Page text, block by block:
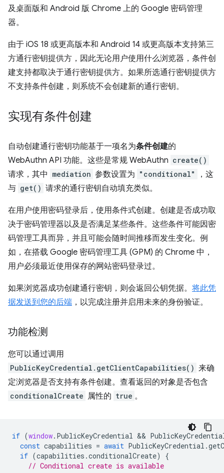
及桌面版和 Android 版 Chrome 上的 Google 密码管理
器。
由于 iOS 18 或更高版本和 Android 14 或更高版本支持第三
方通行密钥提供方，因此无论用户使用什么浏览器，条件创
建支持都取决于通行密钥提供方。如果所选通行密钥提供方
不支持条件创建，则系统不会创建新的通行密钥。
实现有条件创建
自动创建通行密钥功能基于一项名为条件创建的
WebAuthn API 功能。这些是常规 WebAuthn create()
请求，其中 mediation 参数设置为 "conditional"
，这
与 get() 请求的通行密钥自动填充类似。
在用户使用密码登录后，使用条件式创建。创建是否成功取
决于密码管理器以及是否满足某些条件。这些条件可能因密
码管理工具而异，并且可能会随时间推移而发生变化。例
如，在搭载 Google 密码管理工具 (GPM) 的 Chrome 中，
用户必须最近使用保存的网站密码登录过。
如果浏览器成功创建通行密钥，则会返回公钥凭据。 将此凭
据发送到您的后端 ，以完成注册并启用未来的身份验证。
功能检测
您可以通过调用
PublicKeyCredential.getClientCapabilities() 来确
定浏览器是否支持有条件创建。查看返回的对象是否包含
conditionalCreate 属性的 true 。
if (window. PublicKeyCredential &&
const capabilities = await PublicKeyCredential .
if (capabilities .conditionalCreate)
{
// Conditional create is available